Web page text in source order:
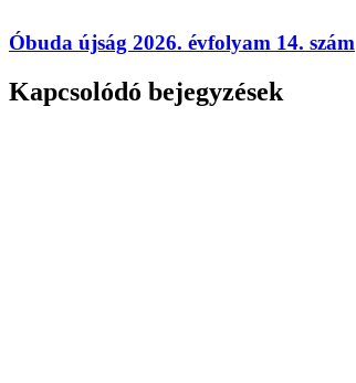
Óbuda újság 2026. évfolyam 14. szám
Kapcsolódó bejegyzések